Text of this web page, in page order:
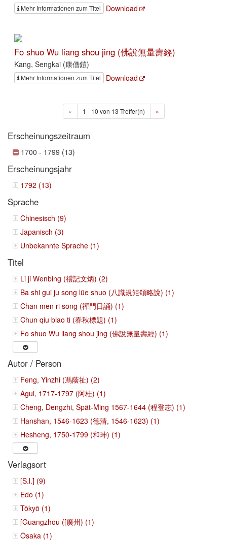
Mehr Informationen zum Titel Download
Fo shuo Wu liang shou jing (佛說無量壽經)
Kang, Sengkai (康僧鎧)
Mehr Informationen zum Titel Download
« 1 - 10 von 13 Treffer(n) »
Erscheinungszeitraum
1700 - 1799 (13)
Erscheinungsjahr
1792 (13)
Sprache
Chinesisch (9)
Japanisch (3)
Unbekannte Sprache (1)
Titel
Li ji Wenbing (禮記文炳) (2)
Ba shi gui ju song lüe shuo (八識規矩頌略說) (1)
Chan men ri song (禪門日誦) (1)
Chun qiu biao ti (春秋標題) (1)
Fo shuo Wu liang shou jing (佛說無量壽經) (1)
Autor / Person
Feng, Yinzhi (馮蔭祉) (2)
Agui, 1717-1797 (阿桂) (1)
Cheng, Dengzhi, Spät-Ming 1567-1644 (程登志) (1)
Hanshan, 1546-1623 (德清, 1546-1623) (1)
Hesheng, 1750-1799 (和珅) (1)
Verlagsort
[S.l.] (9)
Edo (1)
Tōkyō (1)
[Guangzhou ([廣州) (1)
Ōsaka (1)